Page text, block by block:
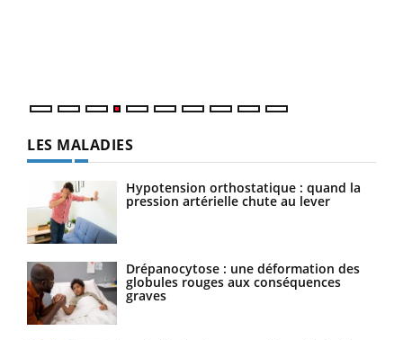
LES MALADIES
Hypotension orthostatique : quand la
pression artérielle chute au lever
Drépanocytose : une déformation des
globules rouges aux conséquences
graves